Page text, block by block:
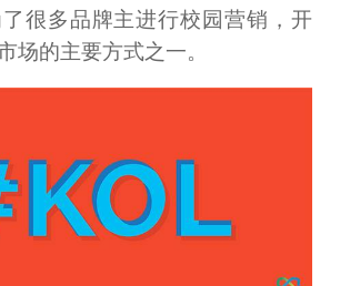
了很多品牌主进行校园营销，开
场的主要方式之一。